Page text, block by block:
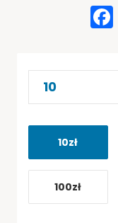
10zł
100zł